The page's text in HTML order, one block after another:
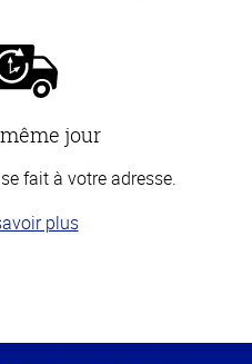
jour
fait à votre adresse.
plus